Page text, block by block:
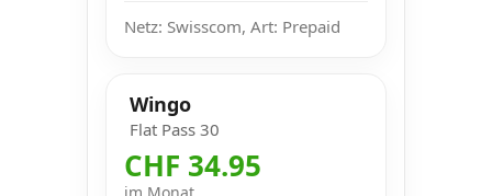
Netz: Swisscom, Art: Prepaid
Wingo
Flat Pass 30
CHF 34.95